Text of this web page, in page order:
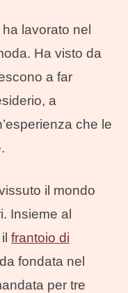
lavorato nel
Ha visto da
a far
a
che le
il mondo
Insieme al
frantoio di
fondata nel
per tre